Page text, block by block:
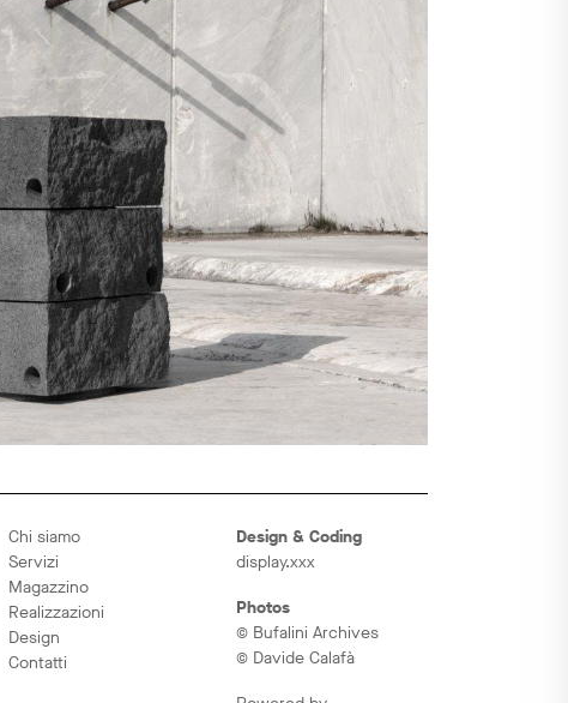
Chi siamo
Servizi
Magazzino
Realizzazioni
Design
Contatti
Design & Coding
display.xxx
Photos
© Bufalini Archives
© Davide Calafà